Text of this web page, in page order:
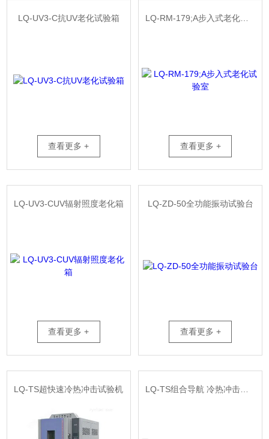
LQ-UV3-C抗UV老化试验箱
查看更多 +
LQ-RM-179;A步入式老化试验室
查看更多 +
LQ-UV3-CUV辐射照度老化箱
查看更多 +
LQ-ZD-50全功能振动试验台
查看更多 +
LQ-TS超快速冷热冲击试验机 LQ-TS组合导航 冷热冲击温箱